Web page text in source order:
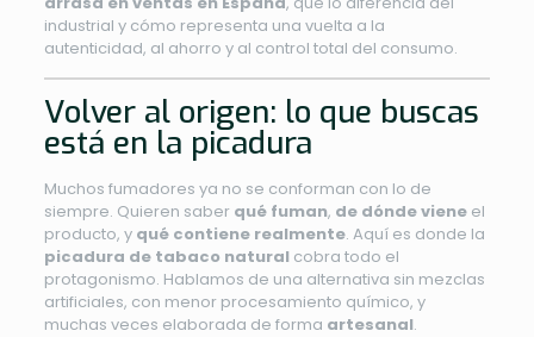
industrial y cómo representa una vuelta a la
autenticidad, al ahorro y al control total del consumo.
Volver al origen: lo que buscas
está en la picadura
Muchos fumadores ya no se conforman con lo de
siempre. Quieren saber qué fuman, de dónde vieneel
producto, y qué contiene realmente. Aquí es donde la
picadura de tabaco naturalcobra todo el
protagonismo. Hablamos de una alternativa sin mezclas
artificiales, con menor procesamiento químico, y
muchas veces elaborada de forma artesanal.